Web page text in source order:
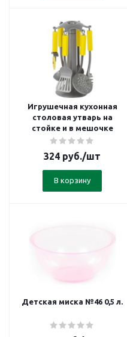
Игрушечная кухонная
столовая утварь на
стойке и в мешочке
324 руб./шт
В корзину
Детская миска №46 0,5 л.